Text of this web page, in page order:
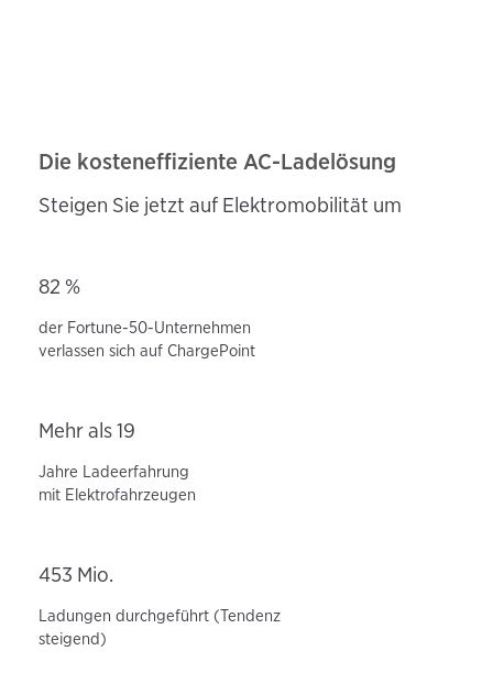
Die kosteneffiziente AC-Ladelösung
Steigen Sie jetzt auf Elektromobilität um
82 %
der Fortune-50-Unternehmen
verlassen sich auf ChargePoint
Mehr als 19
Jahre Ladeerfahrung
mit Elektrofahrzeugen
453 Mio.
Ladungen durchgeführt (Tendenz
steigend)